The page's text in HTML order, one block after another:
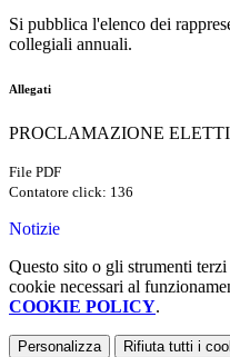
Si pubblica l'elenco dei
collegiali annuali.
Allegati
PROCLAMAZIONE
File PDF
Contatore click: 136
Notizie
Questo sito o gli strumenti
cookie necessari al
COOKIE POLICY.
Personalizza Rifiuta tutti i